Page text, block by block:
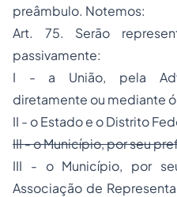
preâmbulo. Notemos:
Art. 75. Serão
passivamente:
I - a União, pela
diretamente ou mediante
II - o Estado e o Distrito
III - o Município, por seu
III - o Município, por
Associação de